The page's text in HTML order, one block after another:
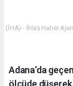
(İHA) - İhlas Haber
Adana’da